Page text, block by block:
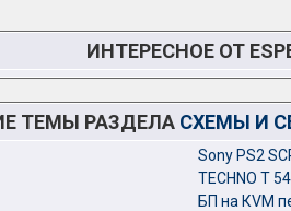
ИНТЕРЕСНОЕ ОТ
ТЕМЫ РАЗДЕЛА СХЕМЫ И
Sony PS2
TECHNO T
БП на КVМ